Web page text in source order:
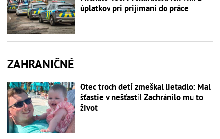
úplatkov pri prijímaní do práce
ZAHRANIČNÉ
Otec troch detí zmeškal lietadlo: Mal
šťastie v nešťastí! Zachránilo mu to
život